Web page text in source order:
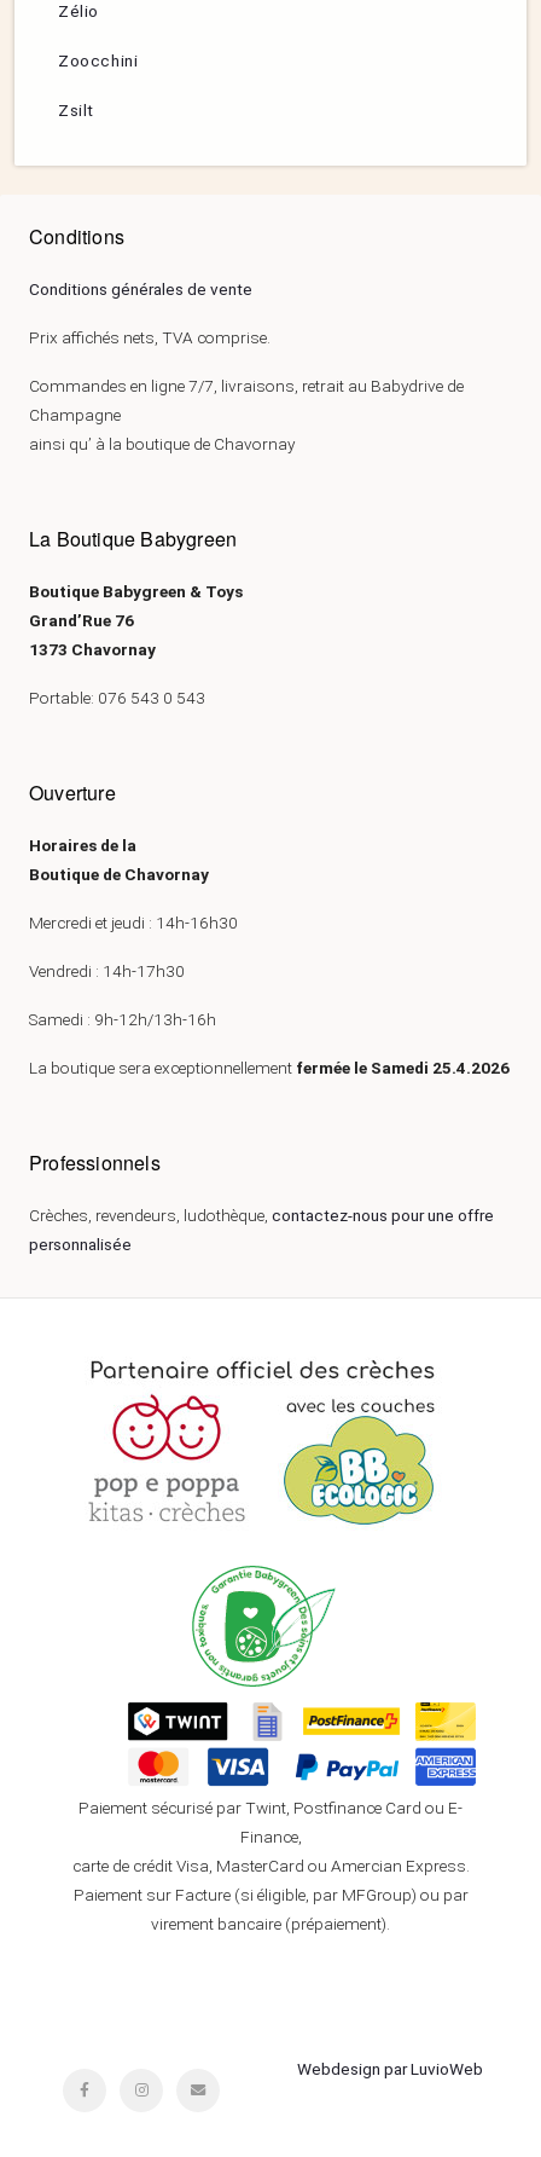
Zélio
Zoocchini
Zsilt
Conditions
Conditions générales de vente
Prix affichés nets, TVA comprise.
Commandes en ligne 7/7, livraisons, retrait au Babydrive de
Champagne
ainsi qu’ à la boutique de Chavornay
La Boutique Babygreen
Boutique Babygreen & Toys
Grand’Rue 76
1373 Chavornay
Portable: 076 543 0 543
Ouverture
Horaires de la
Boutique de Chavornay
Mercredi et jeudi : 14h-16h30
Vendredi : 14h-17h30
Samedi : 9h-12h/13h-16h
La boutique sera exceptionnellement fermée le Samedi 25.4.2026
Professionnels
Crèches, revendeurs, ludothèque, contactez-nous pour une offre
personnalisée
Paiement sécurisé par Twint, Postfinance Card ou E-
Finance,
carte de crédit Visa, MasterCard ou Amercian Express.
Paiement sur Facture (si éligible, par MFGroup) ou par
virement bancaire (prépaiement).
Webdesign par LuvioWeb